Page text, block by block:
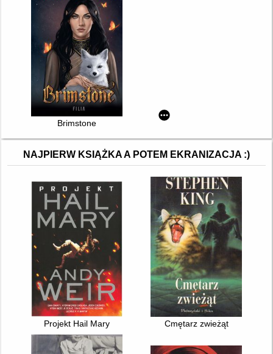
Brimstone
NAJPIERW KSIĄŻKA A POTEM EKRANIZACJA :)
Projekt Hail Mary Cmętarz zwieżąt